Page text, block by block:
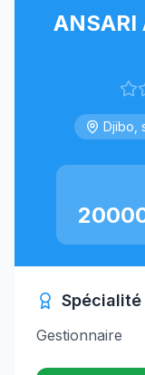
Djibo,
Spécialité
Gestionnaire